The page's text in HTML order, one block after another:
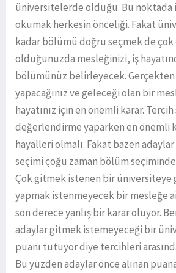
üniversitelerde olduğu. Bu noktada
okumak herkesin önceliği. Fakat
kadar bölümü doğru seçmek de çok
olduğunuzda mesleğinizi, iş
bölümünüz belirleyecek.
yapacağınız ve geleceği olan bir
hayatınız için en önemli karar.
değerlendirme yaparken en önemli
hayalleri olmalı. Fakat bazen
seçimi çoğu zaman bölüm
Çok gitmek istenen bir üniversiteye
yapmak istenmeyecek bir mesleğe
son derece yanlış bir karar oluyor.
adaylar gitmek istemeyeceği bir
puanı tutuyor diye tercihleri
Bu yüzden adaylar önce alınan